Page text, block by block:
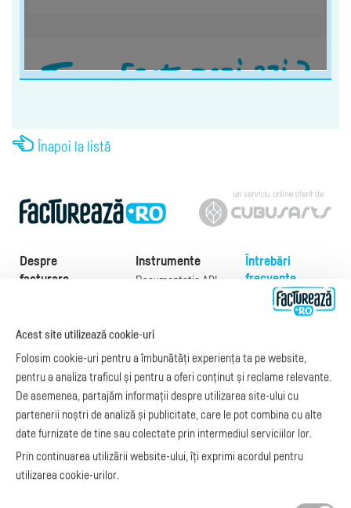
Înapoi la listă
Despre
facturare
Exemple de facturi
Model factură
Manual de
facturare
Legislaţie facturi
Facturare online
blog.factureaza.ro
Instrumente
Documentație API
e-Factura B2C
API e-Factura
e-Transport
Integrare Stripe
Integrare
SmartFintech
Integrare PrestaShop
Întrebări
frecvente
Despre noi
Acest site utilizează cookie-uri
Folosim cookie-uri pentru a îmbunătăți experiența ta pe website,
pentru a analiza traficul și pentru a oferi conținut și reclame relevante.
De asemenea, partajăm informații despre utilizarea site-ului cu
partenerii noștri de analiză și publicitate, care le pot combina cu alte
date furnizate de tine sau colectate prin intermediul serviciilor lor.
Prin continuarea utilizării website-ului, îți exprimi acordul pentru
utilizarea cookie-urilor.